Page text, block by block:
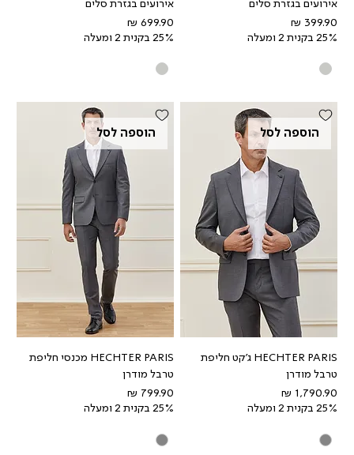
אירועים בגזרת סלים
מחיר
25% בקנית 2 ומעלה
אירועים בגזרת סלים
מחיר
25% בקנית 2 ומעלה
הוספה לסל
HECHTER PARIS ג'קט חליפת
טרבל מודרן
מחיר
25% בקנית 2 ומעלה
הוספה לסל
HECHTER PARIS מכנסי חליפת
טרבל מודרן
מחיר
25% בקנית 2 ומעלה